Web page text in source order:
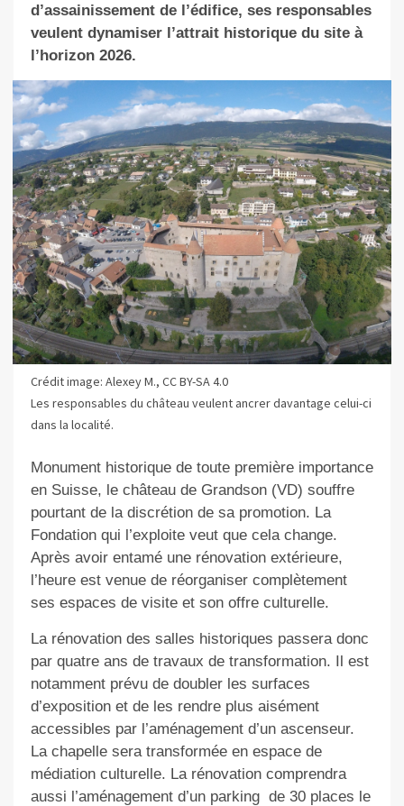
d’assainissement de l’édifice, ses responsables
veulent dynamiser l’attrait historique du site à
l’horizon 2026.
Crédit image: Alexey M., CC BY-SA 4.0
Les responsables du château veulent ancrer davantage celui-ci
dans la localité.
Monument historique de toute première importance
en Suisse, le château de Grandson (VD) souffre
pourtant de la discrétion de sa promotion. La
Fondation qui l’exploite veut que cela change.
Après avoir entamé une rénovation extérieure,
l’heure est venue de réorganiser complètement
ses espaces de visite et son offre culturelle.
La rénovation des salles historiques passera donc
par quatre ans de travaux de transformation. Il est
notamment prévu de doubler les surfaces
d’exposition et de les rendre plus aisément
accessibles par l’aménagement d’un ascenseur.
La chapelle sera transformée en espace de
médiation culturelle. La rénovation comprendra
aussi l’aménagement d’un parking de 30 places le